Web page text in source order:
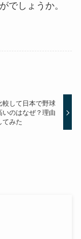
でしょうか。
較して日本で野球
いのはなぜ？理由
てみた